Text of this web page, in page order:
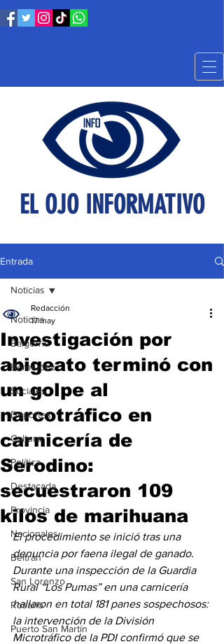
EL OJO INFORMATIVO
Entrada
Noticias
Baigorria
Bermúdez
Sociales
Deportes
Cultura
Política
Destacada
Provincia
Nacionales
Beltrán
San Lorenzo
Rosario
Puerto San Martín
Noticias
Investigación por
abigeato terminó con
un golpe al
narcotráfico en
carnicería de
Serodino:
secuestraron 109
kilos de marihuana
Redacción
17 may
El procedimiento se inició tras una
denuncia por faena ilegal de ganado.
Durante una inspección de la Guardia
Rural “Los Pumas” en una carnicería
hallaron en total 181 panes sospechosos:
la intervención de la División
Microtráfico de la PDI confirmó que se